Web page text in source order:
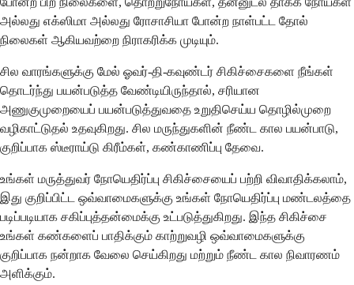
அல்லது எக்ஸிமா அல்லது ரோசாசியா போன்ற நாள்பட்ட தோல்
நிலைகள் ஆகியவற்றை நிராகரிக்க முடியும்.
சில வாரங்களுக்கு மேல் ஓவர்-தி-கவுண்டர் சிகிச்சைகளை நீங்கள்
தொடர்ந்து பயன்படுத்த வேண்டியிருந்தால், சரியான
அணுகுமுறையைப் பயன்படுத்துவதை உறுதிசெய்ய தொழில்முறை
வழிகாட்டுதல் உதவுகிறது. சில மருந்துகளின் நீண்ட கால பயன்பாடு,
குறிப்பாக ஸ்டீராய்டு கிரீம்கள், கண்காணிப்பு தேவை.
உங்கள் மருத்துவர் நோயெதிர்ப்பு சிகிச்சையைப் பற்றி விவாதிக்கலாம்,
இது குறிப்பிட்ட ஒவ்வாமைகளுக்கு உங்கள் நோயெதிர்ப்பு மண்டலத்தை
படிப்படியாக சகிப்புத்தன்மைக்கு உட்படுத்துகிறது. இந்த சிகிச்சை
உங்கள் கண்களைப் பாதிக்கும் காற்றுவழி ஒவ்வாமைகளுக்கு
குறிப்பாக நன்றாக வேலை செய்கிறது மற்றும் நீண்ட கால நிவாரணம்
அளிக்கும்.